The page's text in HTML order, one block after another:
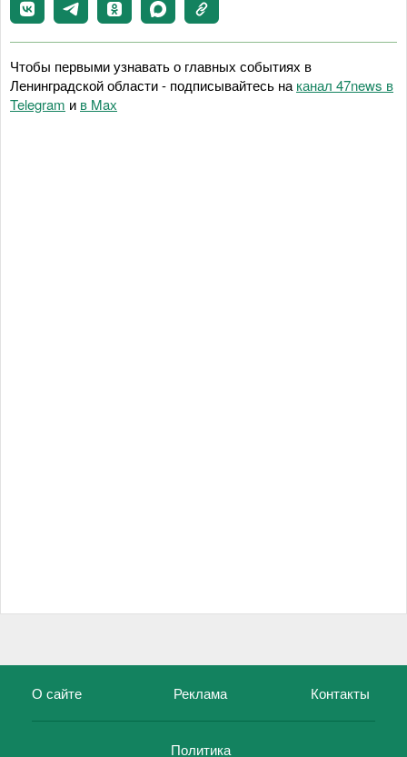
Чтобы первыми узнавать о главных событиях в
Ленинградской области - подписывайтесь на канал 47news в
Telegram и в Maх
О сайте Реклама Контакты
Политика